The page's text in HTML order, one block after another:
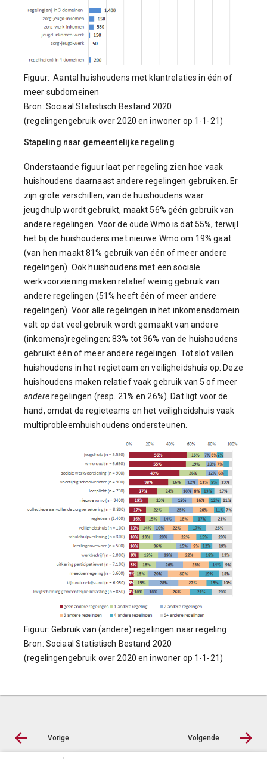
Figuur: Aantal huishoudens met klantrelaties in één of
meer subdomeinen
Bron: Sociaal Statistisch Bestand 2020
(regelingengebruik over 2020 en inwoner op 1-1-21)
Stapeling naar gemeentelijke regeling
Onderstaande figuur laat per regeling zien hoe vaak
huishoudens daarnaast andere regelingen gebruiken. Er
zijn grote verschillen; van de huishoudens waar
jeugdhulp wordt gebruikt, maakt 56% géén gebruik van
andere regelingen. Voor de oude Wmo is dat 55%, terwijl
het bij de huishoudens met nieuwe Wmo om 19% gaat
(van hen maakt 81% gebruik van één of meer andere
regelingen). Ook huishoudens met een sociale
werkvoorziening maken relatief weinig gebruik van
andere regelingen (51% heeft één of meer andere
regelingen). Voor alle regelingen in het inkomensdomein
valt op dat veel gebruik wordt gemaakt van andere
(inkomens)regelingen; 83% tot 96% van de huishoudens
gebruikt één of meer andere regelingen. Tot slot vallen
huishoudens in het regieteam en veiligheidshuis op. Deze
huishoudens maken relatief vaak gebruik van 5 of meer
andereregelingen (resp. 21% en 26%). Dat ligt voor de
hand, omdat de regieteams en het veiligheidshuis vaak
multiprobleemhuishoudens ondersteunen.
Figuur: Gebruik van (andere) regelingen naar regeling
Bron: Sociaal Statistisch Bestand 2020
(regelingengebruik over 2020 en inwoner op 1-1-21)
Vorige Volgende